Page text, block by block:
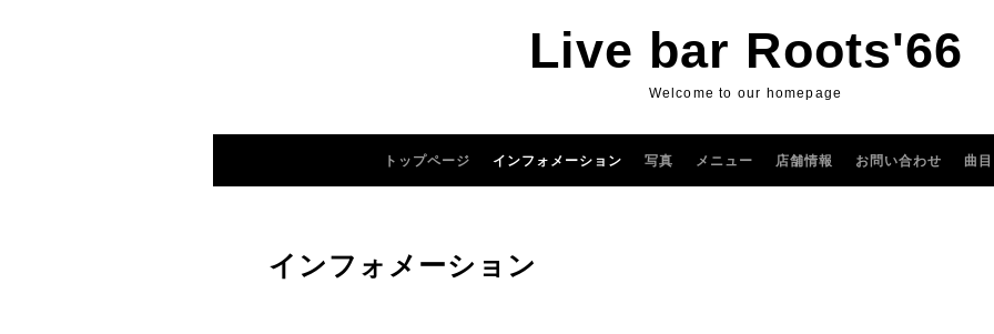
Live bar Roots'66
Welcome to our homepage
トップページ インフォメーション 写真 メニュー 店舗情報 お問い合わせ 曲
インフォメーション